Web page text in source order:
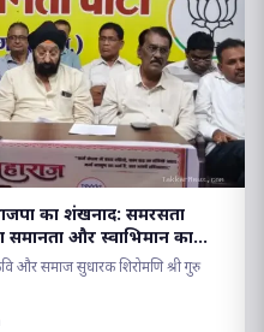
का शंखनाद: समरसता
और स्वाभिमान का
और समाज सुधारक शिरोमणि श्री गुरु